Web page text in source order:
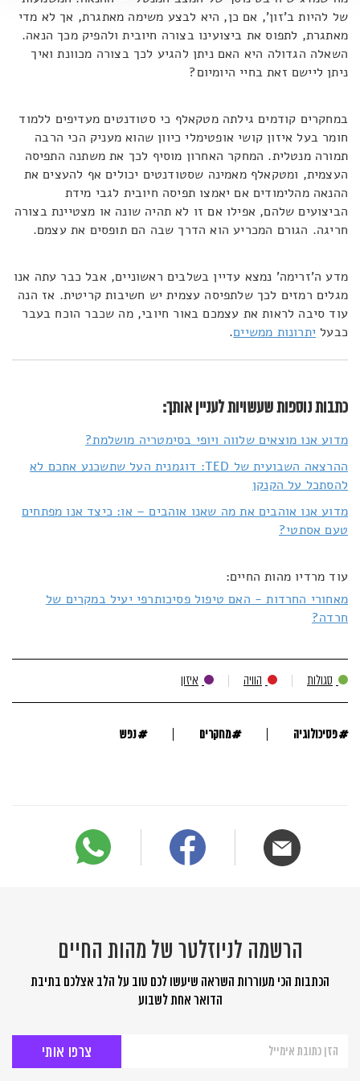
של להיות ב'זון', אם כן, היא לבצע משימה מאתגרת, אך לא מדי
מאתגרת, לתפוס את ביצועינו בצורה חיובית ולהפיק מכך הנאה.
השאלה הגדולה היא האם ניתן להגיע לכך בצורה מכוונת ואיך
ניתן ליישם זאת בחיי היומיום?
במחקרים קודמים גילתה מטקאלף כי סטודנטים מעדיפים ללמוד
חומר בעל איזון קושי אופטימלי כיוון שהוא מעניק הכי הרבה
תמורה מנטלית. המחקר האחרון מוסיף לכך את משתנה התפיסה
העצמית, ומטקאלף מאמינה שסטודנטים יכולים אף להעצים את
ההנאה מהלימודים אם יאמצו תפיסה חיובית לגבי מידת
הביצועים שלהם, אפילו אם זו לא תהיה שונה או מצטיינת בצורה
חריגה. הגורם המכריע הוא הדרך שבה הם תופסים את עצמם.
מדע ה'זרימה' נמצא עדיין בשלבים ראשוניים, אבל כבר עתה אנו
מגלים רמזים לכך שלתפיסה עצמית יש חשיבות קריטית. אז הנה
עוד סיבה לראות את עצמכם באור חיובי, מה שכבר הוכח בעבר
כבעל יתרונות ממשיים.
כתבות נוספות שעשויות לעניין אותך:
מדוע אנו מוצאים שלווה ויופי בסימטריה מושלמת?
ההרצאה השבועית של TED: דוגמנית העל שתשכנע אתכם לא
להסתכל על הקנקן
מדוע אנו אוהבים את מה שאנו אוהבים – או: כיצד אנו מפתחים
טעם אסתטי?
עוד מרדיו מהות החיים:
מאחורי החרדות - האם טיפול פסיכותרפי יעיל במקרים של
חרדה?
סגולות הוויה איזון
#פסיכולוגיה #מחקרים #נפש
הרשמה לניוזלטר של מהות החיים
הכתבות הכי מעוררות השראה שיעשו לכם טוב על הלב אצלכם בתיבת
הדואר אחת לשבוע
לניוזלטר